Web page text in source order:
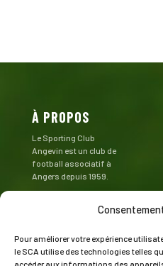
Pour améliorer votre expérience
le SCA utilise des technologies telles
accéder aux informations des
À PROPOS
Le Sporting Club
Angevin est un club de
football associatif à
Angers depuis 1959.
CONTACT